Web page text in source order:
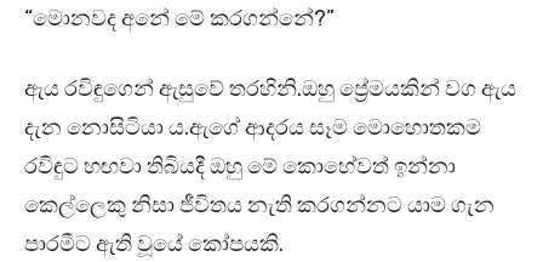
“මොනවද අනේ මේ කරගන්නේ?”
ඇය රවිඳුගෙන් ඇසුවේ තරහිනි.ඔහු ප්‍රේමයකින් වග ඇය
දැන නොසිටියා ය.ඇගේ ආදරය සෑම මොහොතකම
රවිඳුට හඟවා තිබියදී ඔහු මේ කොහේවත් ඉන්නා
කෙල්ලෙකු නිසා ජීවිතය නැති කරගන්නට යාම ගැන
පාරමීට ඇති වූයේ කෝපයකි.